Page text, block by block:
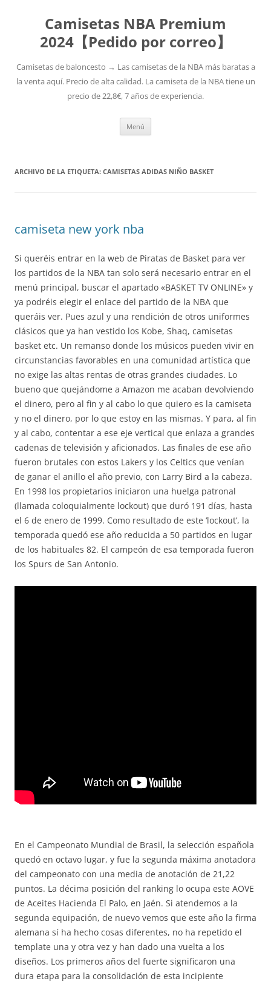
Camisetas NBA Premium
2024【Pedido por correo】
Camisetas de baloncesto → Las camisetas de la NBA más baratas a
la venta aquí. Precio de alta calidad. La camiseta de la NBA tiene un
precio de 22,8€, 7 años de experiencia.
Menú
ARCHIVO DE LA ETIQUETA: CAMISETAS ADIDAS NIÑO BASKET
camiseta new york nba
Si queréis entrar en la web de Piratas de Basket para ver
los partidos de la NBA tan solo será necesario entrar en el
menú principal, buscar el apartado «BASKET TV ONLINE» y
ya podréis elegir el enlace del partido de la NBA que
queráis ver. Pues azul y una rendición de otros uniformes
clásicos que ya han vestido los Kobe, Shaq, camisetas
basket etc. Un remanso donde los músicos pueden vivir en
circunstancias favorables en una comunidad artística que
no exige las altas rentas de otras grandes ciudades. Lo
bueno que quejándome a Amazon me acaban devolviendo
el dinero, pero al fin y al cabo lo que quiero es la camiseta
y no el dinero, por lo que estoy en las mismas. Y para, al fin
y al cabo, contentar a ese eje vertical que enlaza a grandes
cadenas de televisión y aficionados. Las finales de ese año
fueron brutales con estos Lakers y los Celtics que venían
de ganar el anillo el año previo, con Larry Bird a la cabeza.
En 1998 los propietarios iniciaron una huelga patronal
(llamada coloquialmente lockout) que duró 191 días, hasta
el 6 de enero de 1999. Como resultado de este ‘lockout’, la
temporada quedó ese año reducida a 50 partidos en lugar
de los habituales 82. El campeón de esa temporada fueron
los Spurs de San Antonio.
En el Campeonato Mundial de Brasil, la selección española
quedó en octavo lugar, y fue la segunda máxima anotadora
del campeonato con una media de anotación de 21,22
puntos. La décima posición del ranking lo ocupa este AOVE
de Aceites Hacienda El Palo, en Jaén. Si atendemos a la
segunda equipación, de nuevo vemos que este año la firma
alemana sí ha hecho cosas diferentes, no ha repetido el
template una y otra vez y han dado una vuelta a los
diseños. Los primeros años del fuerte significaron una
dura etapa para la consolidación de esta incipiente